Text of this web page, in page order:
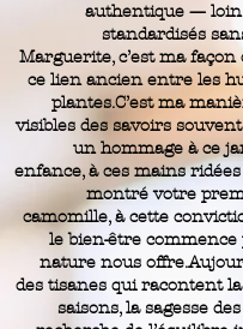
authentique — loin
standardisés
Marguerite, c’est ma
ce lien ancien entre les
plantes.C’est ma
visibles des savoirs souvent
un hommage à ce
enfance, à ces mains
montré votre
camomille, à cette
le bien-être commence
nature nous
des tisanes qui racontent
saisons, la sagesse